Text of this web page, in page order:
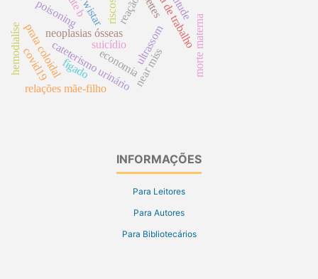
neoplasias ósseas
poisoning
ultrassom
cateterismo urinárionear miss
relações mãe-filho
morte materna
economia
suicídio
reação
prata coloidal
hemodialíse fígado
covid19
INFORMAÇÕES
Para Leitores
Para Autores
Para Bibliotecários